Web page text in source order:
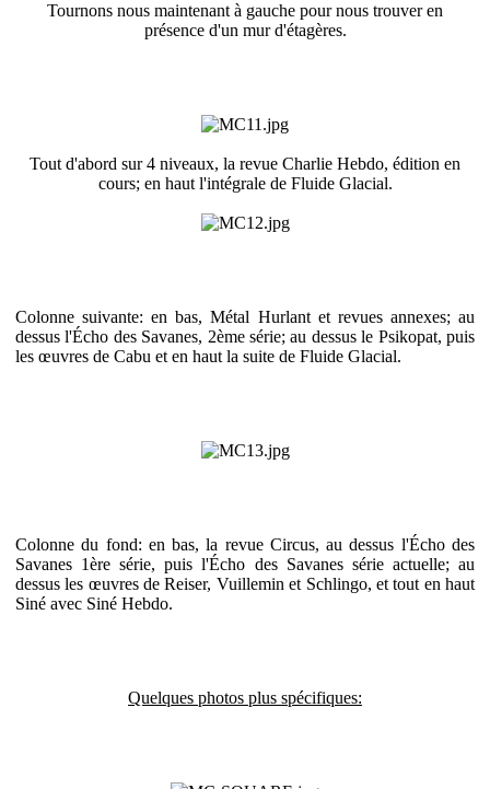
Tournons nous maintenant à gauche pour nous trouver en
présence d'un mur d'étagères.
Tout d'abord sur 4 niveaux, la revue Charlie Hebdo, édition en
cours; en haut l'intégrale de Fluide Glacial.
Colonne suivante: en bas, Métal Hurlant et revues annexes; au
dessus l'Écho des Savanes, 2ème série; au dessus le Psikopat, puis
les œuvres de Cabu et en haut la suite de Fluide Glacial.
Colonne du fond: en bas, la revue Circus, au dessus l'Écho des
Savanes 1ère série, puis l'Écho des Savanes série actuelle; au
dessus les œuvres de Reiser, Vuillemin et Schlingo, et tout en haut
Siné avec Siné Hebdo.
Quelques photos plus spécifiques: